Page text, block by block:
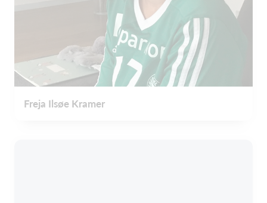
Freja Ilsøe Kramer